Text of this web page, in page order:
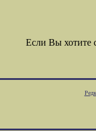
Если Вы хотите